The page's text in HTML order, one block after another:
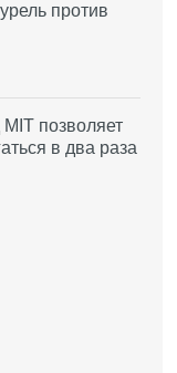
против
позволяет
в два раза